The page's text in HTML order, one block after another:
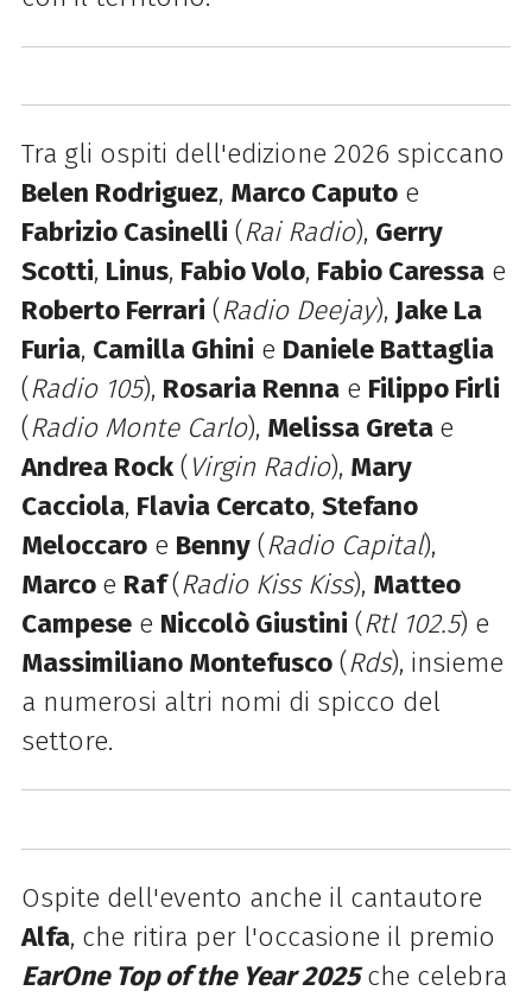
Tra gli ospiti dell'edizione 2026 spiccano
Belen Rodriguez, Marco Caputoe
Fabrizio Casinelli (Rai Radio), Gerry
Scotti, Linus, Fabio Volo, Fabio Caressae
Roberto Ferrari (Radio Deejay), Jake La
Furia, Camilla Ghini e Daniele Battaglia
(Radio 105), Rosaria Rennae Filippo Firli
(Radio Monte Carlo), Melissa Greta e
Andrea Rock( Virgin Radio), Mary
Cacciola, Flavia Cercato, Stefano
Meloccaroe Benny(Radio Capital),
Marco e Raf(Radio Kiss Kiss), Matteo
Campesee Niccolò Giustini (Rtl 102.5) e
Massimiliano Montefusco(Rds), insieme
a numerosi altri nomi di spicco del
settore.
Ospite dell'evento anche il cantautore
Alfa, che ritira per l'occasione il premio
EarOne Top of the Year 2025che celebra